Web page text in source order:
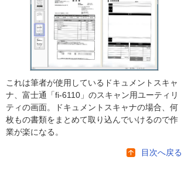
これは筆者が使用しているドキュメントスキャ
ナ、富士通「fi-6110」のスキャン用ユーティリ
ティの画面。ドキュメントスキャナの場合、何
枚もの書類をまとめて取り込んでいけるので作
業が楽になる。
目次へ戻る